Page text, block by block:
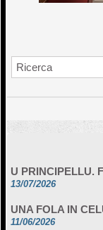
13/07/2026
11/06/2026